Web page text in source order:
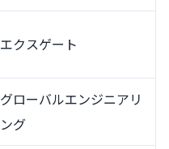
エクスゲート
グローバルエンジニアリ
ング